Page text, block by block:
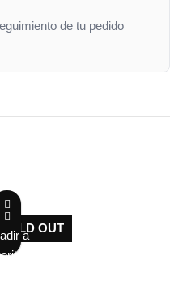
de tu pedido
-27%
SOLD OUT
a